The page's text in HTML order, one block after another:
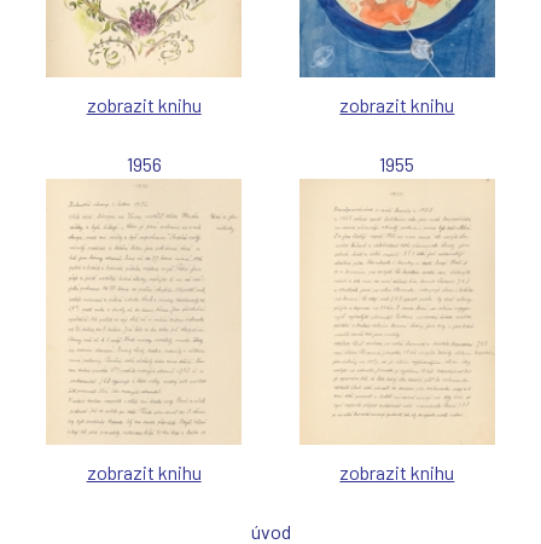
zobrazit knihu zobrazit knihu
1956
zobrazit knihu
1955
zobrazit knihu
úvod